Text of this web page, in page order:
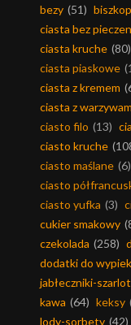
bezy (51)
ciasta bez
ciasta kruche (80)
ciasta piaskowe
ciasta z kremem
ciasta z
ciasto filo (13)
ciasto kruche
ciasto maślane (6)
ciasto
ciasto yufka (3)
cukier smakowy
czekolada (258)
dodatki do
jabłeczniki-
kawa (64) keksy
lody-sorbety (42)